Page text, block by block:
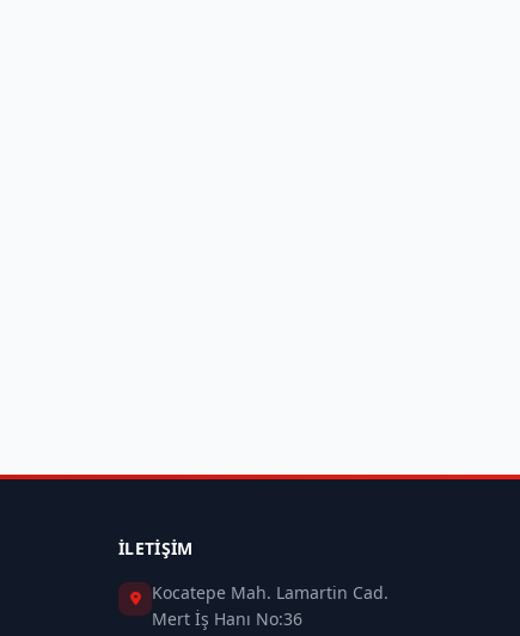
İLETIŞIM
Kocatepe Mah. Lamartin Cad.
Mert İş Hanı No:36